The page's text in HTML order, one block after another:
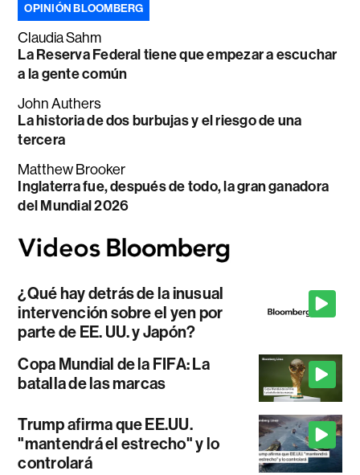
OPINIÓN BLOOMBERG
Claudia Sahm
La Reserva Federal tiene que empezar a escuchar
a la gente común
John Authers
La historia de dos burbujas y el riesgo de una
tercera
Matthew Brooker
Inglaterra fue, después de todo, la gran ganadora
del Mundial 2026
¿Qué hay detrás de la inusual
intervención sobre el yen por
parte de EE. UU. y Japón?
Copa Mundial de la FIFA: La
batalla de las marcas
Trump afirma que EE.UU.
"mantendrá el estrecho" y lo
controlará